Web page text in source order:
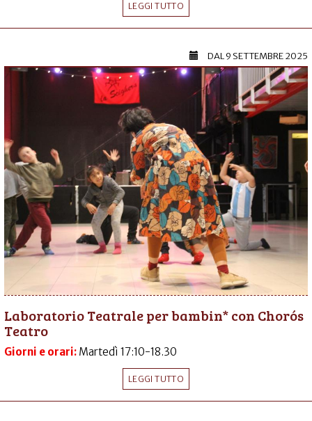
LEGGI TUTTO
DAL9 SETTEMBRE 2025
Laboratorio Teatrale per bambin* con Chorós
Teatro
Giorni e orari: Martedì 17:10-18.30
LEGGI TUTTO